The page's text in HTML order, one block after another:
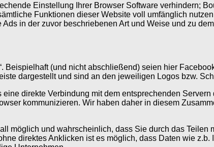
Einstellung Ihrer Browser Software verhindern;
Funktionen dieser Website voll umfänglich
in der zuvor beschriebenen Art und Weise und zu
Beispielhaft (und nicht abschließend) seien hier
dargestellt und sind an den jeweiligen Logos bzw.
direkte Verbindung mit dem entsprechenden
kommunizieren. Wir haben daher in diesem
möglich und wahrscheinlich, dass Sie durch das
direktes Anklicken ist es möglich, dass Daten wie